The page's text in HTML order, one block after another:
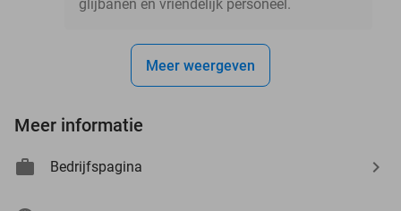
glijbanen en vriendelijk personeel.
Meer weergeven
Meer informatie
Bedrijfspagina